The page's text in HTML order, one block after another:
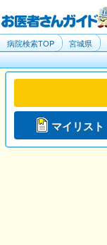
病院検索TOP 宮城県
マイリスト